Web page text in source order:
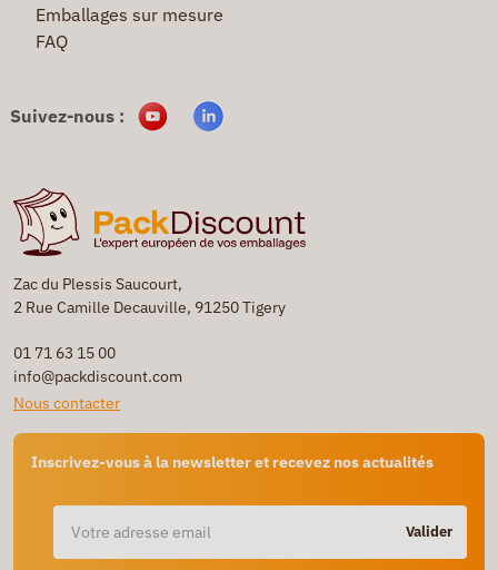
Zac du Plessis Saucourt,
2 Rue Camille Decauville, 91250 Tigery
01 71 63 15 00
info@packdiscount.com
Nous contacter
Inscrivez-vous à la newsletter et recevez nos actualités
Valider
Emballages sur mesure
FAQ
Suivez-nous :